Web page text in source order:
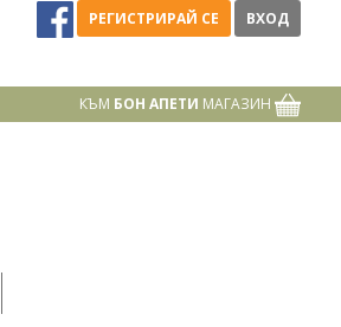
РЕГИСТРИРАЙ СЕ ВХОД
КЪМ БОН АПЕТИ МАГАЗИН